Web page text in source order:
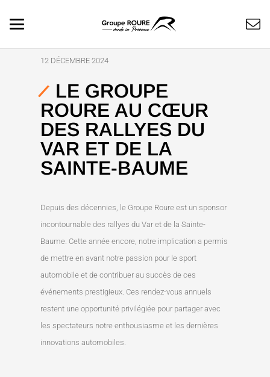
12 DÉCEMBRE 2024
LE GROUPE
ROURE AU CŒUR
DES RALLYES DU
VAR ET DE LA
SAINTE-BAUME
Depuis des décennies, le Groupe Roure est un sponsor
incontournable des rallyes du Var et de la Sainte-
Baume. Cette année encore, notre implication a permis
de mettre en avant notre passion pour le sport
automobile et de contribuer au succès de ces
événements prestigieux. Ces rendez-vous annuels
restent une opportunité privilégiée pour partager avec
les spectateurs notre enthousiasme et les dernières
innovations automobiles.